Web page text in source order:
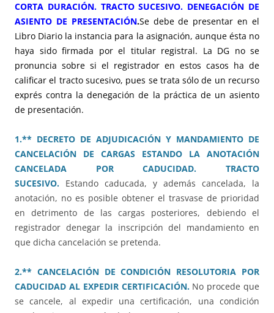
CORTA DURACIÓN. TRACTO SUCESIVO. DENEGACIÓN DE
ASIENTO DE PRESENTACIÓN.Se debe de presentar en el
Libro Diario la instancia para la asignación, aunque ésta no
haya sido firmada por el titular registral. La DG no se
pronuncia sobre si el registrador en estos casos ha de
calificar el tracto sucesivo, pues se trata sólo de un recurso
exprés contra la denegación de la práctica de un asiento
de presentación.
1.** DECRETO DE ADJUDICACIÓN Y MANDAMIENTO DE
CANCELACIÓN DE CARGAS ESTANDO LA ANOTACIÓN
CANCELADA POR CADUCIDAD. TRACTO
SUCESIVO. Estando caducada, y además cancelada, la
anotación, no es posible obtener el trasvase de prioridad
en detrimento de las cargas posteriores, debiendo el
registrador denegar la inscripción del mandamiento en
que dicha cancelación se pretenda.
2.** CANCELACIÓN DE CONDICIÓN RESOLUTORIA POR
CADUCIDAD AL EXPEDIR CERTIFICACIÓN.No procede que
se cancele, al expedir una certificación, una condición